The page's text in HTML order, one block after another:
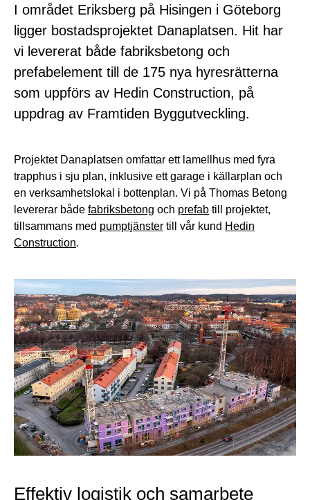
I området Eriksberg på Hisingen i Göteborg
ligger bostadsprojektet Danaplatsen. Hit har
vi levererat både fabriksbetong och
prefabelement till de 175 nya hyresrätterna
som uppförs av Hedin Construction, på
uppdrag av Framtiden Byggutveckling.
Projektet Danaplatsen omfattar ett lamellhus med fyra
trapphus i sju plan, inklusive ett garage i källarplan och
en verksamhetslokal i bottenplan. Vi på Thomas Betong
levererar både fabriksbetong och prefab till projektet,
tillsammans med pumptjänster till vår kund Hedin
Construction.
Effektiv logistik och samarbete